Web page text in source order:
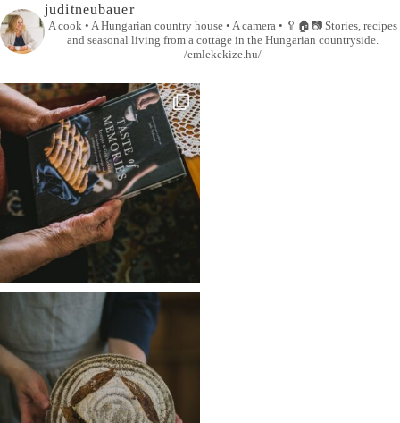
juditneubauer
A cook • A Hungarian country house • A camera • 🥄🏠📷Stories, recipes
and seasonal living from a cottage in the Hungarian countryside.
/emlekekize.hu/